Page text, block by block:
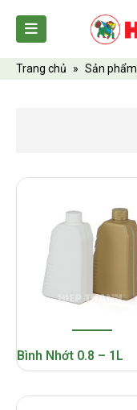
Trang chủ » Sản phẩm
Bình Nhớt 0.8 – 1L